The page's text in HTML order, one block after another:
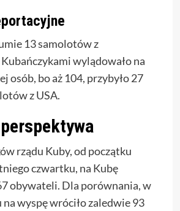
13 samolotów z
wylądowało na
osób, bo aż 104, przybyło 27
z USA.
rządu Kuby, od początku
czwartku, na Kubę
obywateli. Dla porównania, w
na wyspę wróciło zaledwie 93